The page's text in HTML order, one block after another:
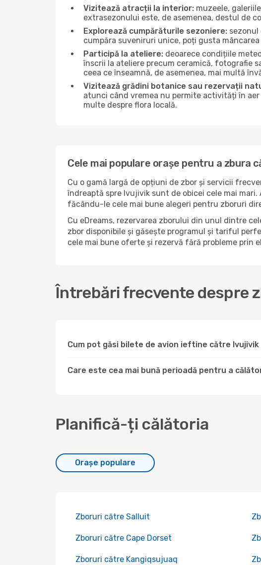
Vizitează atracții la interior: muzeele,
extrasezonului este, de asemenea, destul de
Explorează cumpărăturile sezoniere: sezonul
cumpăra suveniruri unice, poți gusta
Participă la ateliere: deoarece condițiile
înscrii la ateliere precum ceramică, fotografie
ceea ce înseamnă, de asemenea, mai multă
Vizitează grădini botanice sau rezervații
atunci când vremea nu permite activități în
multe despre flora locală.
Cele mai populare orașe pentru a zbura
Cu o gamă largă de opțiuni de zbor și servicii
îndreaptă spre Ivujivik sunt de obicei cele mai
făcându-le cele mai bune alegeri pentru zboruri
Cu eDreams, rezervarea zborului din unul dintre
zbor disponibile și găsește programul și tariful
cele mai bune oferte și rezervă fără probleme prin
Întrebări frecvente despre
Cum pot găsi bilete de avion ieftine către Ivujivik
Care este cea mai bună perioadă pentru a
Planifică-ți călătoria
Orașe populare
Zboruri către Salluit
Zboruri către Cape Dorset
Zboruri către Kangiqsujuaq